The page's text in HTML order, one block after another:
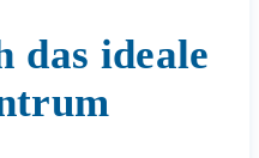
das ideale